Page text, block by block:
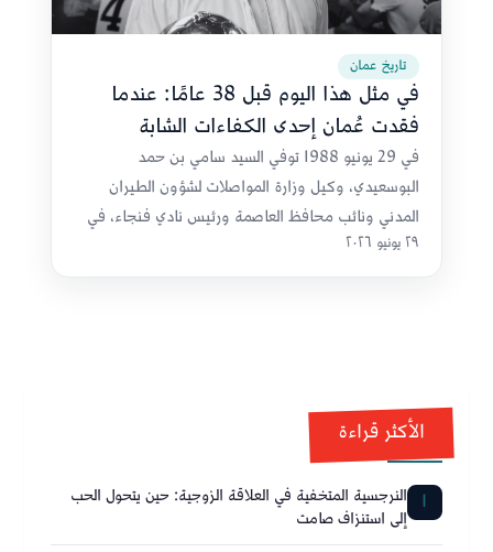
تاريخ عمان
في مثل هذا اليوم قبل 38 عامًا: عندما
فقدت عُمان إحدى الكفاءات الشابة
في 29 يونيو 1988 توفي السيد سامي بن حمد
البوسعيدي، وكيل وزارة المواصلات لشؤون الطيران
المدني ونائب محافظ العاصمة ورئيس نادي فنجاء، في
حادث سير بالإمارات
٢٩ يونيو ٢٠٢٦
الأكثر قراءة
1 النرجسية المتخفية في العلاقة الزوجية: حين يتحول الحب
إلى استنزاف صامت